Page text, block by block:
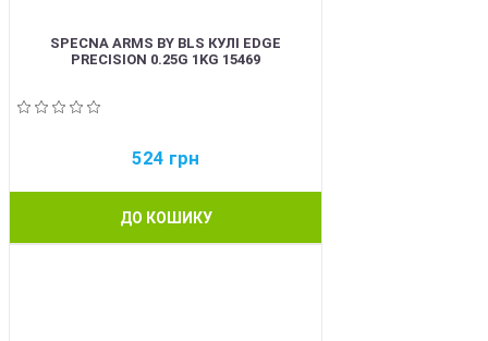
SPECNA ARMS BY BLS КУЛІ EDGE
PRECISION 0.25G 1KG 15469
524 грн
ДО КОШИКУ